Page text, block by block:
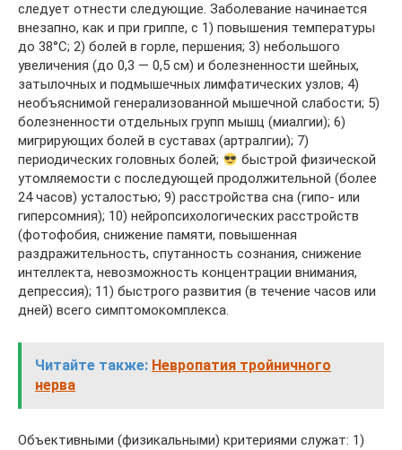
следует отнести следующие. Заболевание начинается
внезапно, как и при гриппе, с 1) повышения температуры
до 38°С; 2) болей в горле, першения; 3) небольшого
увеличения (до 0,3 — 0,5 см) и болезненности шейных,
затылочных и подмышечных лимфатических узлов; 4)
необъяснимой генерализованной мышечной слабости; 5)
болезненности отдельных групп мышц (миалгии); 6)
мигрирующих болей в суставах (артралгии); 7)
периодических головных болей;
быстрой физической
утомляемости с последующей продолжительной (более
24 часов) усталостью; 9) расстройства сна (гипо- или
гиперсомния); 10) нейропсихологических расстройств
(фотофобия, снижение памяти, повышенная
раздражительность, спутанность сознания, снижение
интеллекта, невозможность концентрации внимания,
депрессия); 11) быстрого развития (в течение часов или
дней) всего симптомокомплекса.
Читайте также: Невропатия тройничного
нерва
Объективными (физикальными) критериями служат: 1)